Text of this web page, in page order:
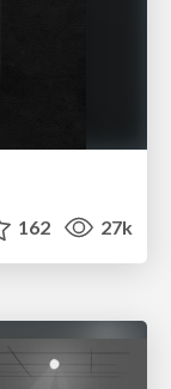
162 27k